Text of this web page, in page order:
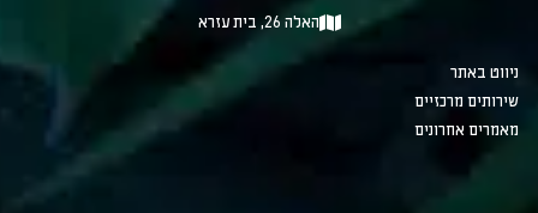
האלה 26, בית עזרא
ניווט באתר
שירותים מרכזיים
מאמרים אחרונים